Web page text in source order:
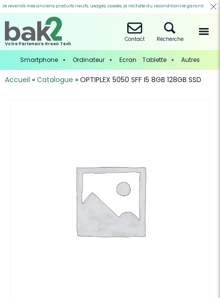
Je revends mes anciens produits neufs, usagés, cassés, je rachète du reconditionné garanti.
Votre Partenaire Green Tech
Contact Recherche
Smartphone Ordinateur Ecran Tablette Autres
Accueil » Catalogue » OPTIPLEX 5050 SFF I5 8GB 128GB SSD